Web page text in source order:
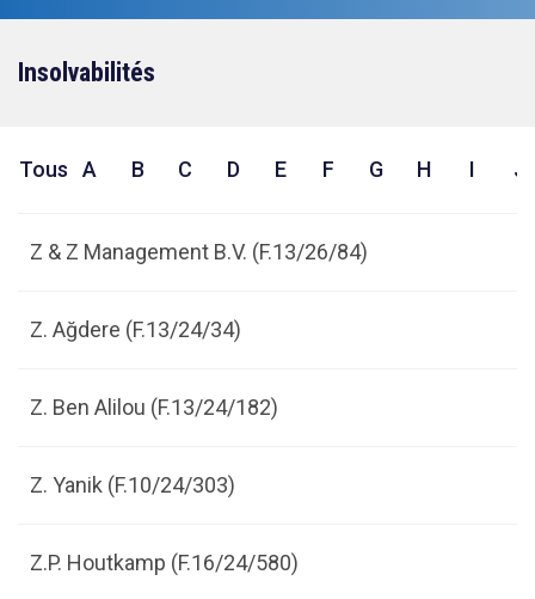
Insolvabilités
Tous A B C D E F G H I J
Z & Z Management B.V. (F.13/26/84)
Z. Ağdere (F.13/24/34)
Z. Ben Alilou (F.13/24/182)
Z. Yanik (F.10/24/303)
Z.P. Houtkamp (F.16/24/580)